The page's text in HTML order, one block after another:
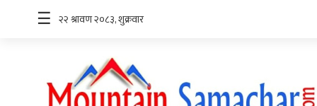
☰